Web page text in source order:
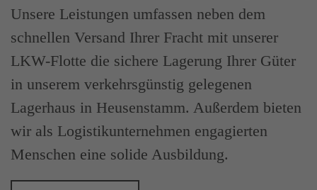
Unsere Leistungen umfassen neben dem
schnellen Versand Ihrer Fracht mit unserer
LKW-Flotte die sichere Lagerung Ihrer Güter
in unserem verkehrsgünstig gelegenen
Lagerhaus in Heusenstamm. Außerdem bieten
wir als Logistikunternehmen engagierten
Menschen eine solide Ausbildung.